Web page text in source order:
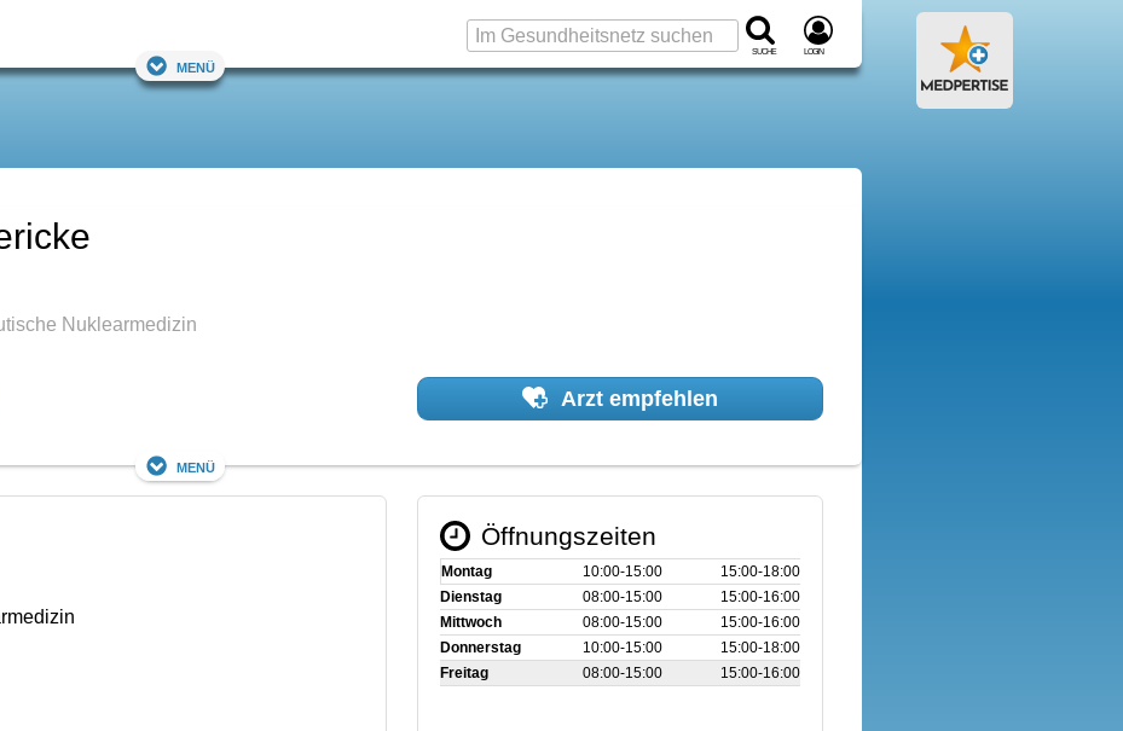
Suche Login
Menü
Nuklearmedizin
Arzt empfehlen
Menü
Öffnungszeiten
Montag 10:00‑15:00
15:00‑18:00
Dienstag
08:00‑15:00
15:00‑16:00
Mittwoch
08:00‑15:00
15:00‑16:00
Donnerstag
10:00‑15:00
15:00‑18:00
Freitag
08:00‑15:00 15:00‑16:00